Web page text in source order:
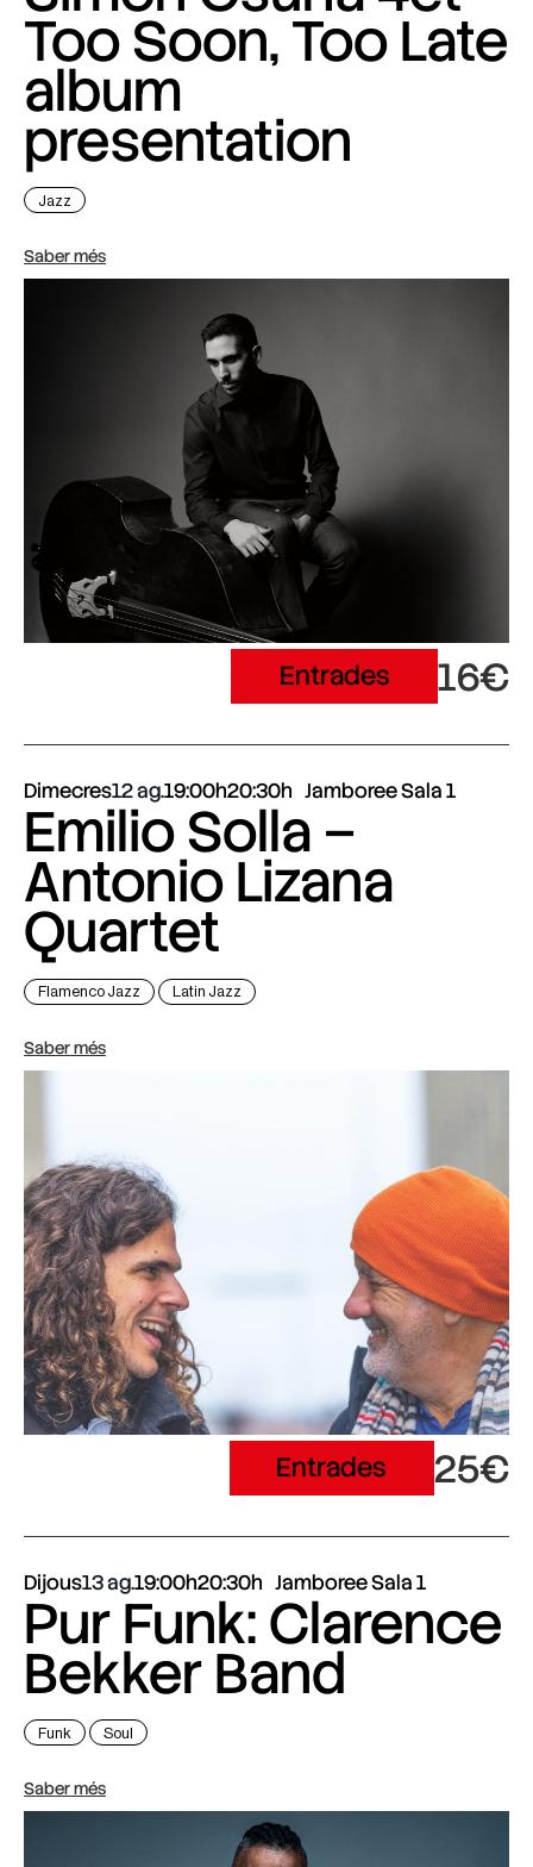
Too Soon, Too Late
album
presentation
Jazz
Saber més
Entrades 16€
Dimecres12 ag.19:00h20:30h Jamboree Sala 1
Emilio Solla –
Antonio Lizana
Quartet
Flamenco Jazz Latin Jazz
Saber més
Entrades 25€
Dijous13 ag.19:00h20:30h Jamboree Sala 1
Pur Funk: Clarence
Bekker Band
Funk Soul
Saber més